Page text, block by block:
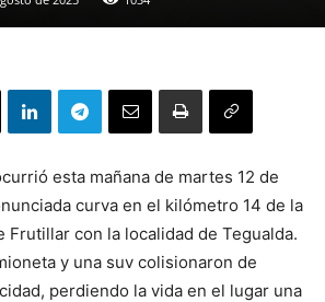
esta mañana de martes 12 de
curva en el kilómetro 14 de la
Frutillar con la localidad de Tegualda.
y una suv colisionaron de
perdiendo la vida en el lugar una